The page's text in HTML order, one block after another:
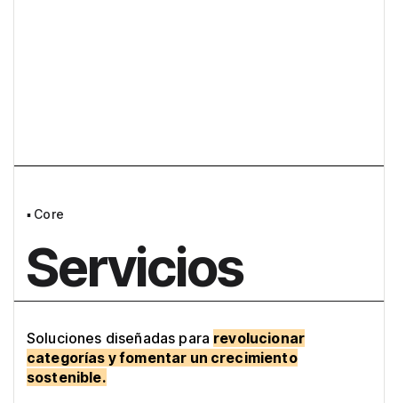
▪ Core
Servicios
Soluciones diseñadas para revolucionar
categorías y fomentar un crecimiento
sostenible.